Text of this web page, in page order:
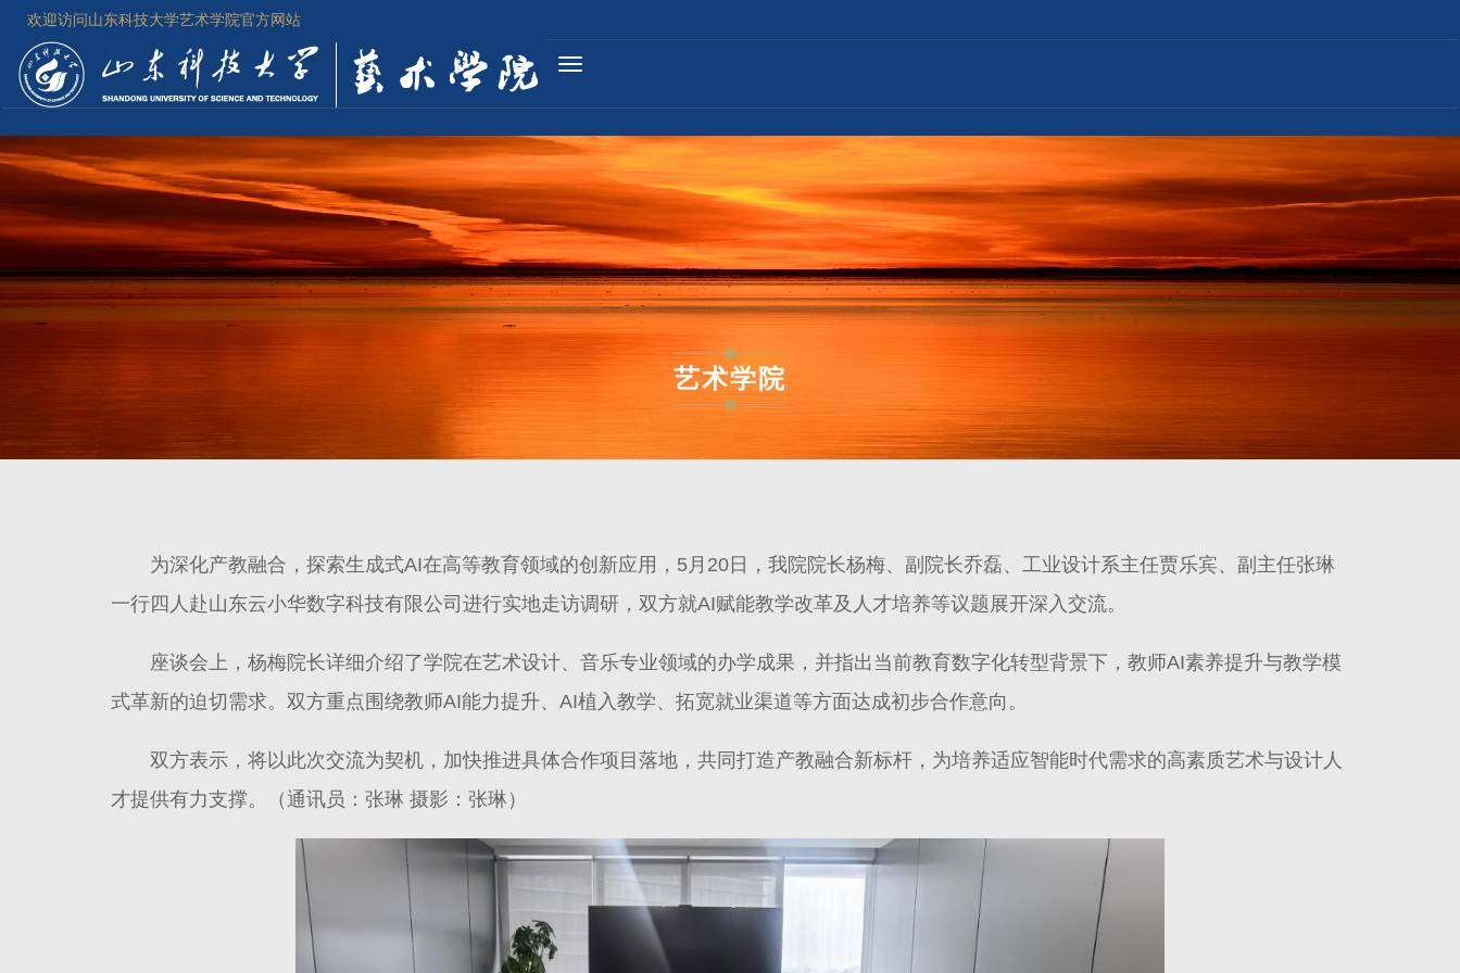
欢迎访问山东科技大学艺术学院官方网站
Toggle
navigation
艺术学院
为深化产教融合，探索生成式AI在高等教育领域的创新应用，5月20日，我院院长杨梅、副院长乔磊、工业设计系主任贾乐宾、副主任张琳
一行四人赴山东云小华数字科技有限公司进行实地走访调研，双方就AI赋能教学改革及人才培养等议题展开深入交流。
座谈会上，杨梅院长详细介绍了学院在艺术设计、音乐专业领域的办学成果，并指出当前教育数字化转型背景下，教师AI素养提升与教学模
式革新的迫切需求。双方重点围绕教师AI能力提升、AI植入教学、拓宽就业渠道等方面达成初步合作意向。
双方表示，将以此次交流为契机，加快推进具体合作项目落地，共同打造产教融合新标杆，为培养适应智能时代需求的高素质艺术与设计人
才提供有力支撑。（通讯员：张琳 摄影：张琳）